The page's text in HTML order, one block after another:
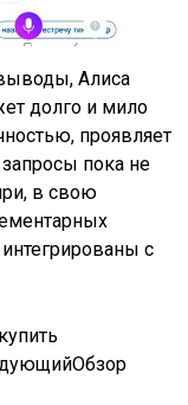
Алиса
долго и мило
проявляет
пока не
в свою
с
Обзор